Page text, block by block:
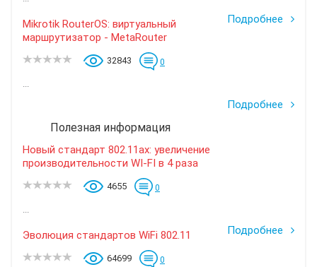
Подробнее
Mikrotik RouterOS: виртуальный
маршрутизатор - MetaRouter
32843 0
...
Подробнее
Полезная информация
Новый стандарт 802.11ax: увеличение
производительности WI-FI в 4 раза
4655 0
...
Подробнее
Эволюция стандартов WiFi 802.11
64699 0